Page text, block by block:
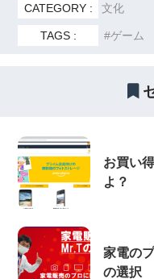
CATEGORY : 文化
TAGS : ゲーム
お買い
よ？
家電の
の選択